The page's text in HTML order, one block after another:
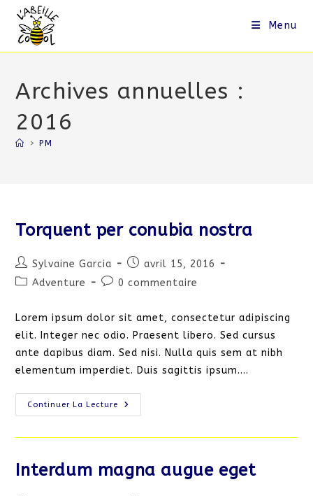
Skip
content
Menu
Archives annuelles :
2016
> PM
Torquent per conubia nostra
Auteur/autrice
de
Sylvaine Garcia
Publication
avril 15, 2016
PostAdventure
Commentaires
la
publication :
0 commentaire
Lorem ipsum dolor sit amet, consectetur adipiscing
elit. Integer nec odio. Praesent libero. Sed cursus
ante dapibus diam. Sed nisi. Nulla quis sem at nibh
elementum imperdiet. Duis sagittis ipsum.…
Continuer La Lecture
Torquent
Per
Interdum magna augue eget